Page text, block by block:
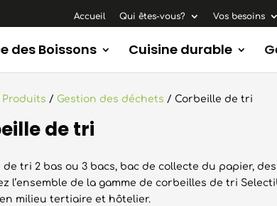
Accueil Qui êtes-vous? Vos besoins
des Boissons Cuisine durable
Produits / Gestion des déchets / Corbeille de tri
de tri
de tri 2 bas ou 3 bacs, bac de collecte du papier,
l’ensemble de la gamme de corbeilles de tri
milieu tertiaire et hôtelier.